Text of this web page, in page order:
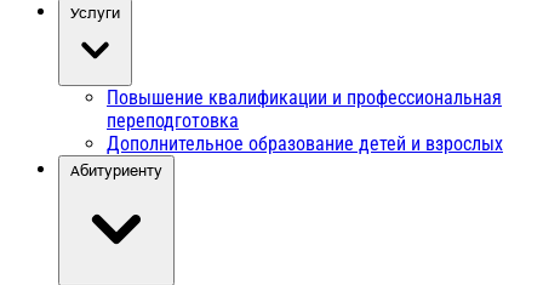
Услуги
Повышение квалификации и профессиональная
переподготовка
Дополнительное образование детей и взрослых
Абитуриенту